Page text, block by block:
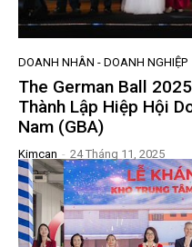
DOANH NHÂN - DOANH NGHIỆP
The German Ball
Thành Lập Hiệp Hội
Nam (GBA)
Kimcan - 24 Tháng 11, 2025